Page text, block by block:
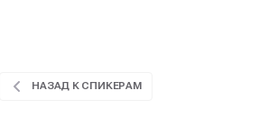
НАЗАД К СПИКЕРАМ